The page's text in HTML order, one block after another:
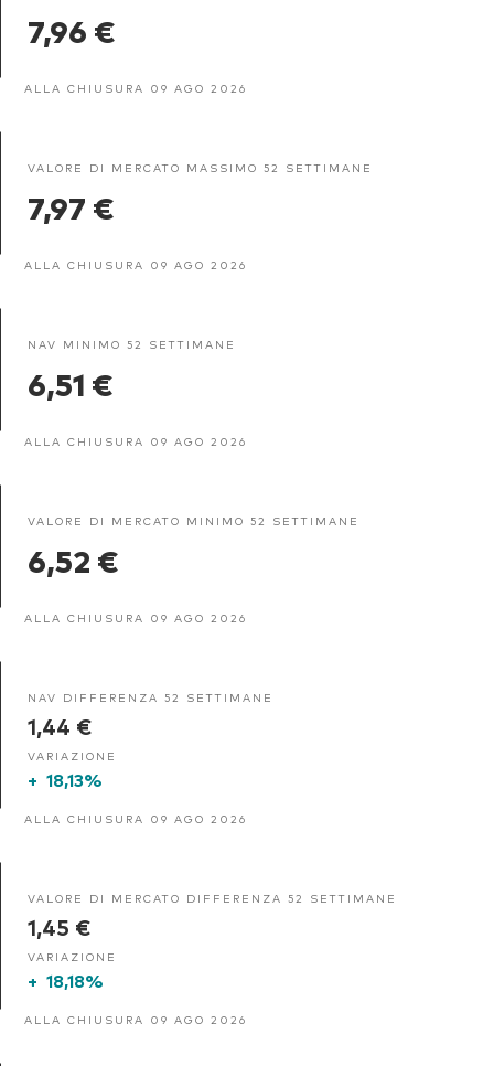
7,96 €
ALLA CHIUSURA 09 AGO 2026
VALORE DI MERCATO MASSIMO 52 SETTIMANE
7,97 €
ALLA CHIUSURA 09 AGO 2026
NAV MINIMO 52 SETTIMANE
6,51 €
ALLA CHIUSURA 09 AGO 2026
VALORE DI MERCATO MINIMO 52 SETTIMANE
6,52 €
ALLA CHIUSURA 09 AGO 2026
NAV DIFFERENZA 52 SETTIMANE
1,44 €
VARIAZIONE
+ 18,13%
ALLA CHIUSURA 09 AGO 2026
VALORE DI MERCATO DIFFERENZA 52 SETTIMANE
1,45 €
VARIAZIONE
+ 18,18%
ALLA CHIUSURA 09 AGO 2026